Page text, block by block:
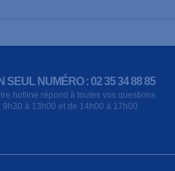
SEUL NUMÉRO : 02 35 34 88 85
hotline répond à toutes vos questions
9h30 à 13h00 et de 14h00 à 17h00